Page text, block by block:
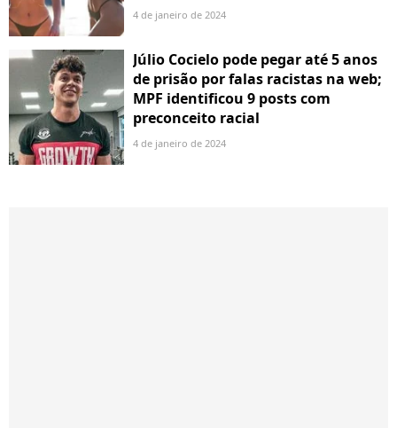
4 de janeiro de 2024
Júlio Cocielo pode pegar até 5 anos
de prisão por falas racistas na web;
MPF identificou 9 posts com
preconceito racial
4 de janeiro de 2024